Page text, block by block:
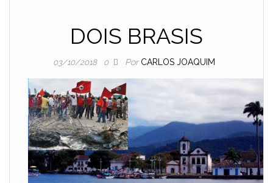
DOIS BRASIS
03/10/2018 0 Por CARLOS JOAQUIM